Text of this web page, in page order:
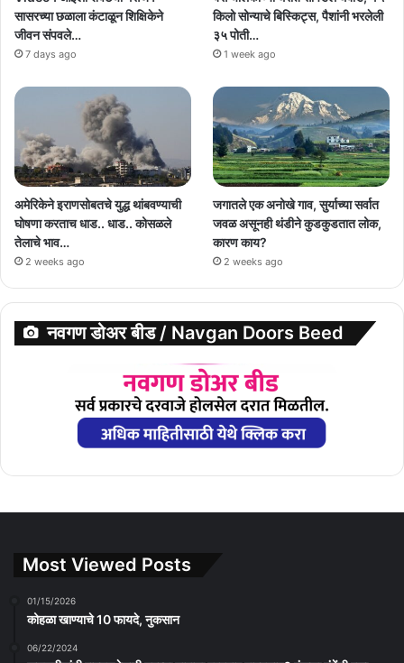
सासरच्या छळाला कंटाळून शिक्षिकेने
जीवन संपवले…
7 days ago
किलो सोन्याचे बिस्किट्स, पैशांनी भरलेली
३५ पोती…
1 week ago
अमेरिकेने इराणसोबतचे युद्ध थांबवण्याची
घोषणा करताच धाड.. धाड.. कोसळले
तेलाचे भाव…
2 weeks ago
जगातले एक अनोखे गाव, सुर्याच्या सर्वात
जवळ असूनही थंडीने कुडकुडतात लोक,
कारण काय?
2 weeks ago
नवगण डोअर बीड / Navgan Doors Beed
Most Viewed Posts
01/15/2026
कोहळा खाण्याचे 10 फायदे, नुकसान
06/22/2024